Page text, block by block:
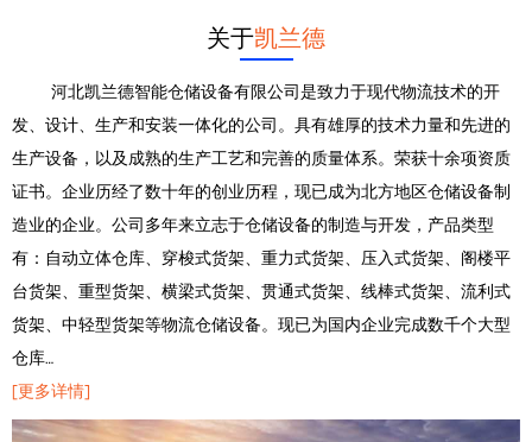
关于凯兰德
河北凯兰德智能仓储设备有限公司是致力于现代物流技术的开
发、设计、生产和安装一体化的公司。具有雄厚的技术力量和先进的
生产设备，以及成熟的生产工艺和完善的质量体系。荣获十余项资质
证书。企业历经了数十年的创业历程，现已成为北方地区仓储设备制
造业的企业。公司多年来立志于仓储设备的制造与开发，产品类型
有：自动立体仓库、穿梭式货架、重力式货架、压入式货架、阁楼平
台货架、重型货架、横梁式货架、贯通式货架、线棒式货架、流利式
货架、中轻型货架等物流仓储设备。现已为国内企业完成数千个大型
仓库…
[更多详情]